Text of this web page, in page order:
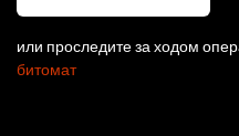
или проследите за ходом
битомат